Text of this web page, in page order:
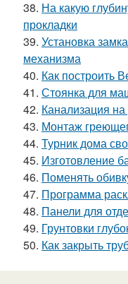
38. На какую
прокладки
39. Установка
механизма
40. Как построить
41. Стоянка для
42. Канализация
43. Монтаж
44. Турник дома
45. Изготовление
46. Поменять
47. Программа
48. Панели для
49. Грунтовки
50. Как закрыть